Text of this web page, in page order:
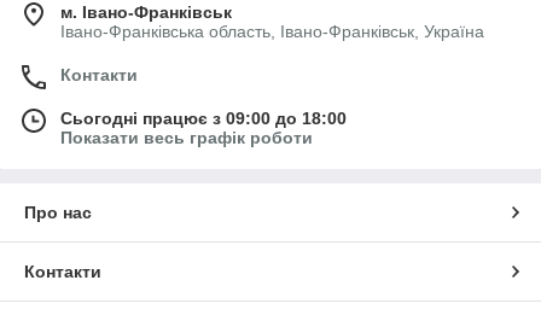
м. Івано-Франківськ
Івано-Франківська область, Івано-Франківськ, Україна
Контакти
Сьогодні працює з 09:00 до 18:00
Показати весь графік роботи
Про нас
Контакти